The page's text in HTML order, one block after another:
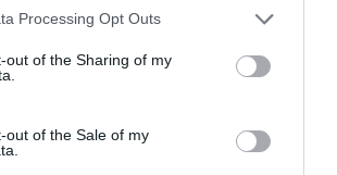
website/app uses one or more Google
visit or usage behaviour. You may click to
to Google and its third-party tags to
below specified purposes in below Google
Processing Opt Outs
out of the Sharing of my
out of the Sale of my